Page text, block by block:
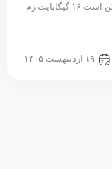
زبان کوچک (مانند نسخه‌های اولیه LLaMA) ممکن است ۱۶ گیگابایت رم
۱۹ اردیبهشت ۱۴۰۵